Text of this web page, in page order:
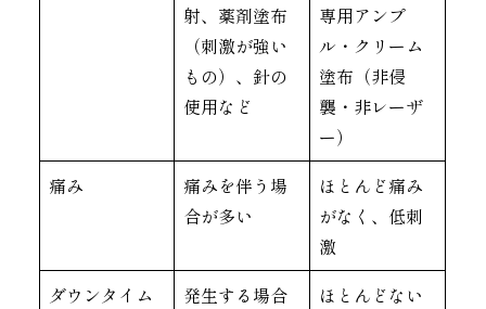
射、薬剤塗布
（刺激が強い
もの）、針の
使用など
専用アンプ
ル・クリーム
塗布（非侵
襲・非レーザ
ー）
痛み
痛みを伴う場
合が多い
ほとんど痛み
がなく、低刺
激
ダウンタイム
発生する場合
ほとんどない